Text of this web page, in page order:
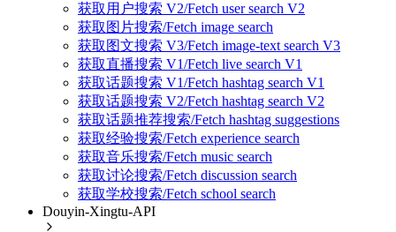
获取用户搜索 V2/Fetch user search V2
获取图片搜索/Fetch image search
获取图文搜索 V3/Fetch image-text search V3
获取直播搜索 V1/Fetch live search V1
获取话题搜索 V1/Fetch hashtag search V1
获取话题搜索 V2/Fetch hashtag search V2
获取话题推荐搜索/Fetch hashtag suggestions
获取经验搜索/Fetch experience search
获取音乐搜索/Fetch music search
获取讨论搜索/Fetch discussion search
获取学校搜索/Fetch school search
Douyin-Xingtu-API